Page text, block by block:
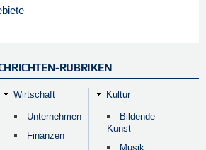
RUBRIKEN
Wirtschaft
Unternehmen
Finanzen
Kultur
Bildende
Kunst
Musik